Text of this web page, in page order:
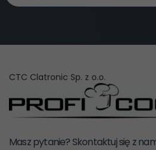
CTC Clatronic Sp. z o.o.
Masz pytanie? Skontaktuj się z